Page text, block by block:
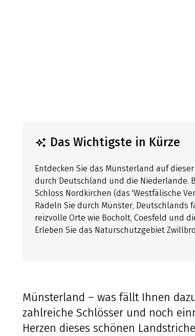
Das Wichtigste in Kürze
Entdecken Sie das Münsterland auf
durch Deutschland und die Niederlande.
Schloss Nordkirchen (das 'Westfälische
Radeln Sie durch Münster,
reizvolle Orte wie Bocholt, Coesfeld und
Erleben Sie das Naturschutzgebiet
Münsterland – was fällt Ihnen
zahlreiche Schlösser und noch
Herzen dieses schönen